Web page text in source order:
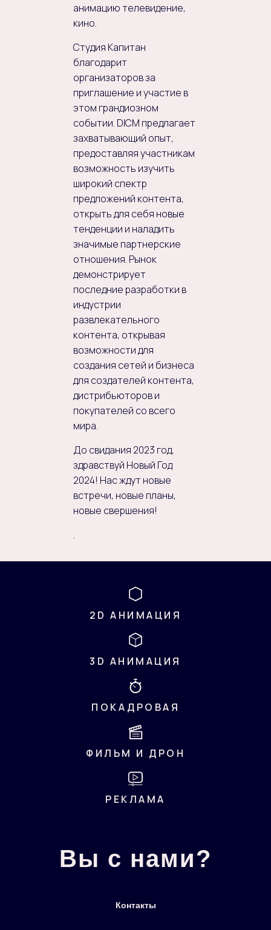
анимацию телевидение,
кино.
Студия Капитан
благодарит
организаторов за
приглашение и участие в
этом грандиозном
событии. DICM предлагает
захватывающий опыт,
предоставляя участникам
возможность изучить
широкий спектр
предложений контента,
открыть для себя новые
тенденции и наладить
значимые партнерские
отношения. Рынок
демонстрирует
последние разработки в
индустрии
развлекательного
контента, открывая
возможности для
создания сетей и бизнеса
для создателей контента,
дистрибьюторов и
покупателей со всего
мира.
До свидания 2023 год,
здравствуй Новый Год
2024! Нас ждут новые
встречи, новые планы,
новые свершения!
.
Вы с нами?
Контакты